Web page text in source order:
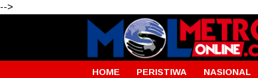
-->
HOME PERISTIWA NASIONAL